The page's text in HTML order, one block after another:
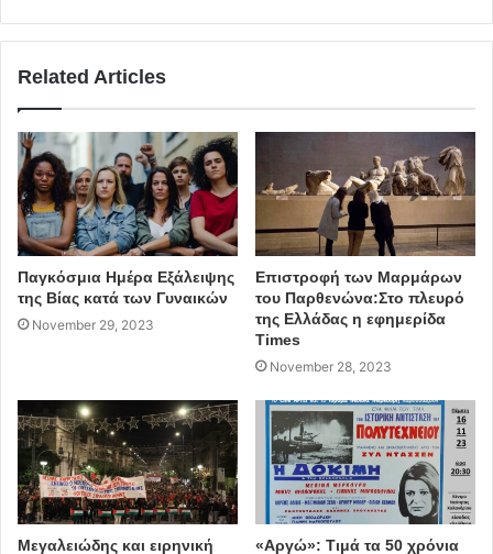
Related Articles
Παγκόσμια Ημέρα Εξάλειψης
της Βίας κατά των Γυναικών
November 29, 2023
Επιστροφή των Μαρμάρων
του Παρθενώνα:Στο πλευρό
της Ελλάδας η εφημερίδα
Times
November 28, 2023
Μεγαλειώδης και ειρηνική «Αργώ»: Τιμά τα 50 χρόνια